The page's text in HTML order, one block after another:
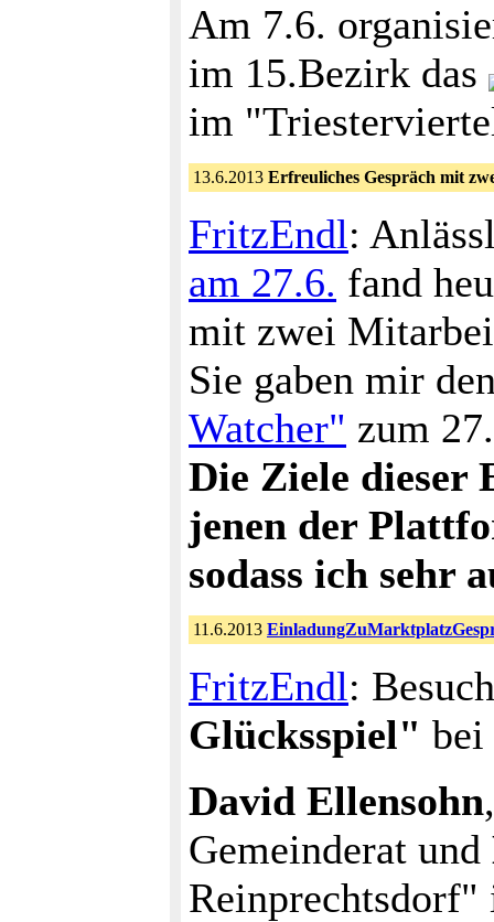
Am 7.6.
im 15.Bezirk das
im
13.6.2013 Erfreuliches Gespräch mit
FritzEndl:
am 27.6. fand
mit zwei
Sie gaben mir
Watcher" zum
Die Ziele dieser
jenen der
sodass ich sehr
11.6.2013
FritzEndl:
Glücksspiel" bei
David Ellensohn
Gemeinderat und